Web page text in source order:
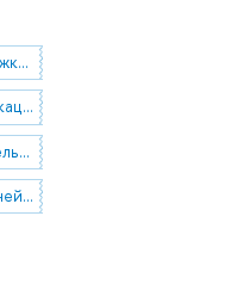
Теория и практика межкультурной коммуникации, Философская антропология и философия культуры, концепт-философия, философия туризма
виртуальная коммуникация
цифровые образовательные технологии
междисциплинарные нейроисследования